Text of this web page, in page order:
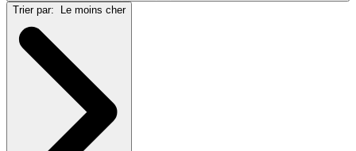
Trier par:
Le moins cher